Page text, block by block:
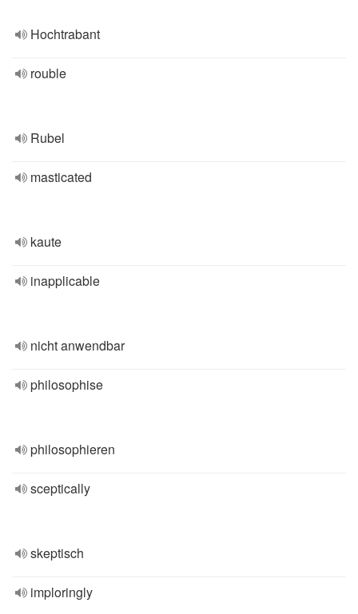
Hochtrabant
rouble
Rubel
masticated
kaute
inapplicable
nicht anwendbar
philosophise
philosophieren
sceptically
skeptisch
imploringly